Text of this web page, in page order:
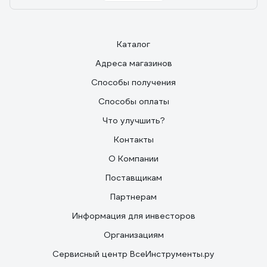
Каталог
Адреса магазинов
Способы получения
Способы оплаты
Что улучшить?
Контакты
О Компании
Поставщикам
Партнерам
Информация для инвесторов
Организациям
Сервисный центр ВсеИнструменты.ру